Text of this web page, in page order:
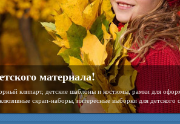
материала!
клипарт, детские шаблоны и костюмы, рамки для
скрап-наборы, интересные выборки для детского